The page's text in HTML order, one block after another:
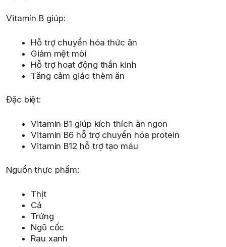
Vitamin B giúp:
Hỗ trợ chuyển hóa thức ăn
Giảm mệt mỏi
Hỗ trợ hoạt động thần kinh
Tăng cảm giác thèm ăn
Đặc biệt:
Vitamin B1 giúp kích thích ăn ngon
Vitamin B6 hỗ trợ chuyển hóa protein
Vitamin B12 hỗ trợ tạo máu
Nguồn thực phẩm:
Thịt
Cá
Trứng
Ngũ cốc
Rau xanh